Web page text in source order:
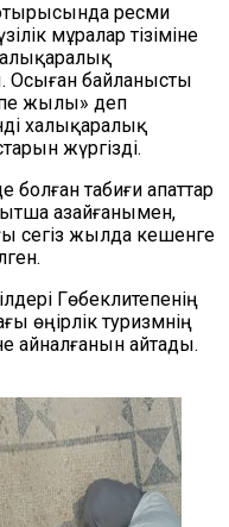
ресми
мұралар тізіміне
Осыған байланысты
жылы» деп
халықаралық
жүргізді.
табиғи апаттар
азайғанымен,
сегіз жылда кешенге
Гөбеклитепенің
өңірлік туризмнің
айналғанын айтады.